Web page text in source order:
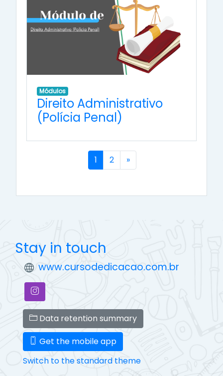
Módulos
Direito Administrativo
(Polícia Penal)
1 (current)
2 »Next
Stay in touch
www.cursodedicacao.com.br
Data retention summary
Get the mobile app
Switch to the standard theme